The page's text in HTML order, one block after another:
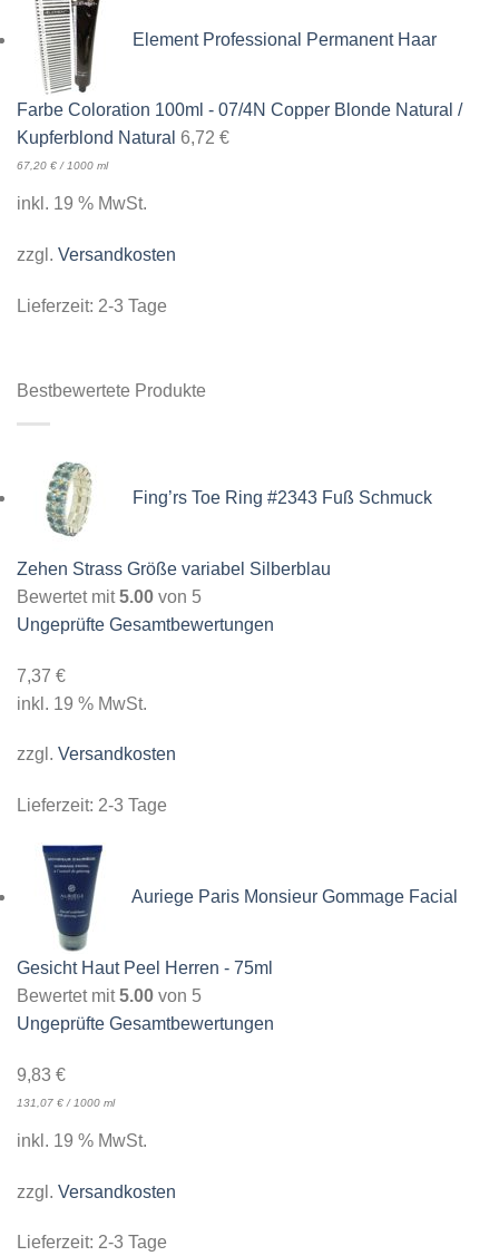
Element Professional Permanent Haar
Farbe Coloration 100ml - 07/4N Copper Blonde Natural /
Kupferblond Natural 6,72 €
67,20 €/1000 ml
inkl. 19 % MwSt.
zzgl. Versandkosten
Lieferzeit: 2-3 Tage
Bestbewertete Produkte
Fing’rs Toe Ring #2343 Fuß Schmuck
Zehen Strass Größe variabel Silberblau
Bewertet mit5.00 von 5
Ungeprüfte Gesamtbewertungen
7,37 €
inkl. 19 % MwSt.
zzgl. Versandkosten
Lieferzeit: 2-3 Tage
Auriege Paris Monsieur Gommage Facial
Gesicht Haut Peel Herren - 75ml
Bewertet mit5.00 von 5
Ungeprüfte Gesamtbewertungen
9,83 €
131,07 € / 1000 ml
inkl. 19 % MwSt.
zzgl. Versandkosten
Lieferzeit: 2-3 Tage